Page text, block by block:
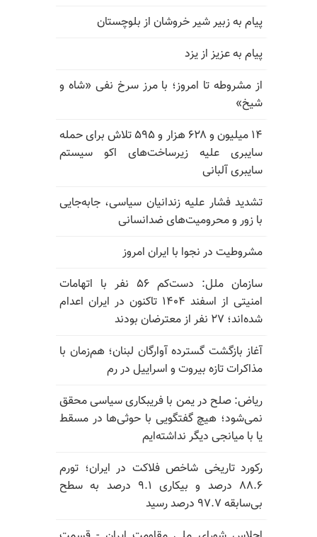
پیام به زبیر شیر خروشان از بلوچستان
پیام به عزیز از یزد
از مشروطه تا امروز؛ با مرز سرخ نفی «شاه و
شیخ»
۱۴ میلیون و ۶۲۸ هزار و ۵۹۵ تلاش برای حمله
سایبری علیه زیرساخت‌های اکو سیستم
سایبری آلبانی
تشدید فشار علیه زندانیان سیاسی، جابه‌جایی
با زور و محرومیت‌های ضدانسانی
مشروطیت در نجوا با ایران امروز
سازمان ملل: دست‌کم ۵۶ نفر با اتهامات
امنیتی از اسفند ۱۴۰۴ تاکنون در ایران اعدام
شده‌اند؛ ۲۷ نفر از معترضان بودند
آغاز بازگشت گسترده آوارگان لبنان؛ هم‌زمان با
مذاکرات تازه بیروت و اسراییل در رم
ریاض: صلح در یمن با فریبکاری سیاسی محقق
نمی‌شود؛ هیچ گفتگویی با حوثی‌ها در مسقط
یا با میانجی دیگر نداشته‌ایم
رکورد تاریخی شاخص فلاکت در ایران؛ تورم
۸۸.۶ درصد و بیکاری ۹.۱ درصد به سطح
بی‌سابقه ۹۷.۷ درصد رسید